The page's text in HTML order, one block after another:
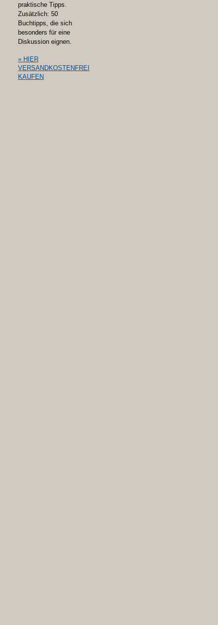
praktische Tipps.
Zusätzlich: 50
Buchtipps, die sich
besonders für eine
Diskussion eignen.
» HIER
VERSANDKOSTENFREI
KAUFEN